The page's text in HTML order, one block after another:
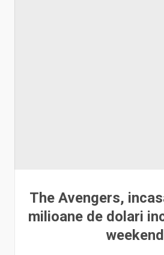
The Avengers,
milioane de dolari
weekend